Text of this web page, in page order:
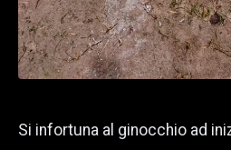
Si infortuna al ginocchio ad